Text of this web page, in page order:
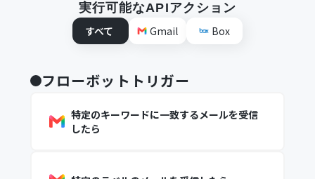
実行可能なAPIアクション
すべて
Gmail Box
フローボットトリガー
特定のキーワードに一致するメールを受信
したら